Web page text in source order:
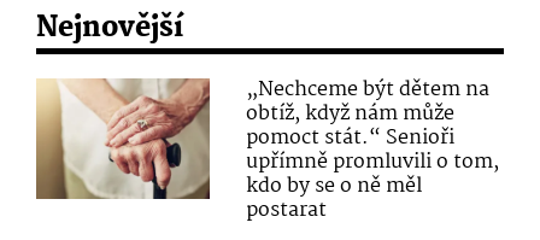
Nejnovější
„Nechceme být dětem na
obtíž, když nám může
pomoct stát.“ Senioři
upřímně promluvili o tom,
kdo by se o ně měl
postarat